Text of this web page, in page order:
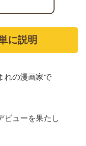
に説明
れの漫画家で
ビューを果たし